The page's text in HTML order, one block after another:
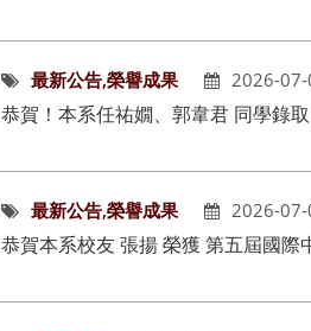
最新公告,榮譽成果 2026-07-
最新公告,榮譽成果 2026-07-
恭賀本系校友 張揚 榮獲 第五屆國際